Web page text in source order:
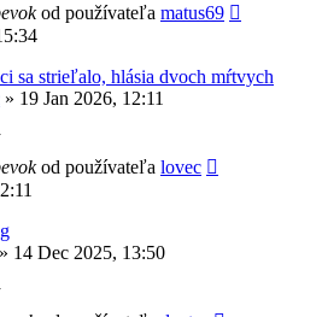
od používateľa matus69
sa strieľalo, hlásia dvoch mŕtvych
» 19 Jan 2026, 12:11
od používateľa lovec
» 14 Dec 2025, 13:50